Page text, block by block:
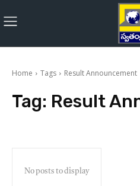
Home Tags Result Announcement
Tag: Result
No posts to display